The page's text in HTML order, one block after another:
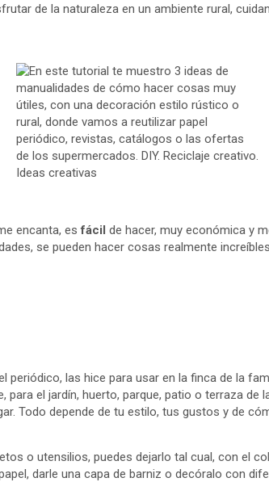
de la naturaleza en un ambiente rural,
encanta, esfácil de hacer, muy económica y
se pueden hacer cosas realmente
periódico, las hice para usar en la finca de la
para el jardín, huerto, parque, patio o terraza de
Todo depende de tu estilo, tus gustos y de
o utensilios, puedes dejarlo tal cual, con el
darle una capa de barniz o decóralo con